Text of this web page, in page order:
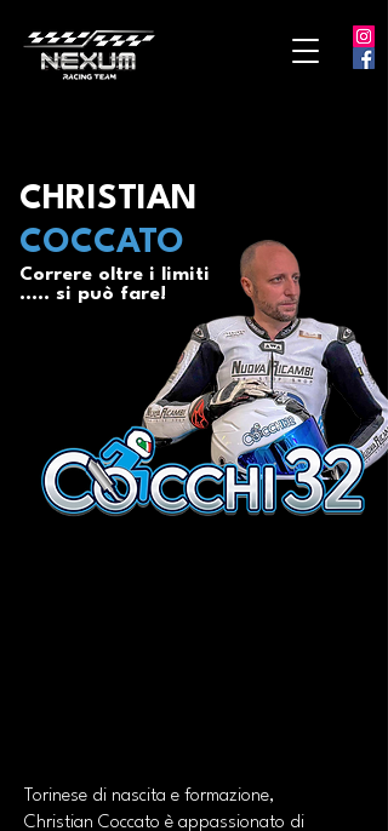
Correre oltre i limiti
..... si può fare!
CHRISTIAN
COCCATO
Torinese di nascita e formazione,
Christian Coccato è appassionato di